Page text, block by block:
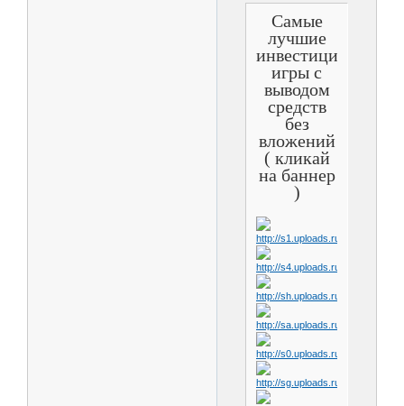
Самые
лучшие
инвестиционные
игры с
выводом
средств
без
вложений
( кликай
на баннер
)